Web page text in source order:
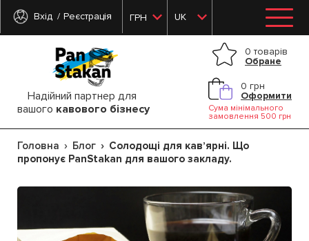
Вхід Реєстрація ГРН UK
Надійний партнер для
вашого кавового бізнесу
0 товарів
Обране
0 грн
Оформити
Сума мінімального
замовлення 500 грн
Головна Блог
Солодощі для кавʼярні. Що
пропонує PanStakan для вашого закладу.